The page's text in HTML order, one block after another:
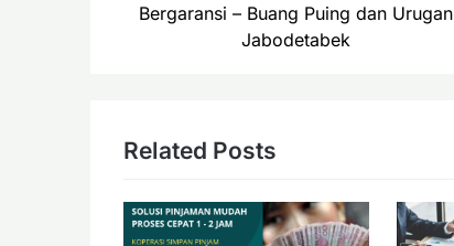
Bergaransi – Buang Puing dan Urugan
Jabodetabek
Related Posts